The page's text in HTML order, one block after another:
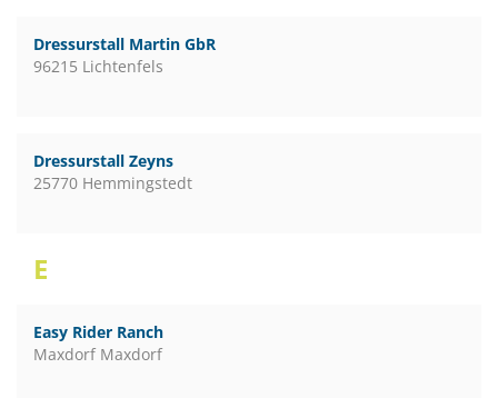
Dressurstall Martin GbR
96215 Lichtenfels
Dressurstall Zeyns
25770 Hemmingstedt
E
Easy Rider Ranch
Maxdorf Maxdorf